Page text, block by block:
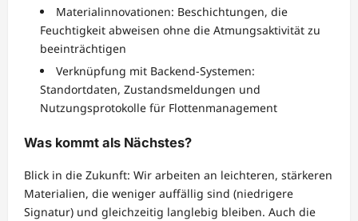
Materialinnovationen: Beschichtungen, die
Feuchtigkeit abweisen ohne die Atmungsaktivität zu
beeinträchtigen
Verknüpfung mit Backend-Systemen:
Standortdaten, Zustandsmeldungen und
Nutzungsprotokolle für Flottenmanagement
Was kommt als Nächstes?
Blick in die Zukunft: Wir arbeiten an leichteren, stärkeren
Materialien, die weniger auffällig sind (niedrigere
Signatur) und gleichzeitig langlebig bleiben. Auch die